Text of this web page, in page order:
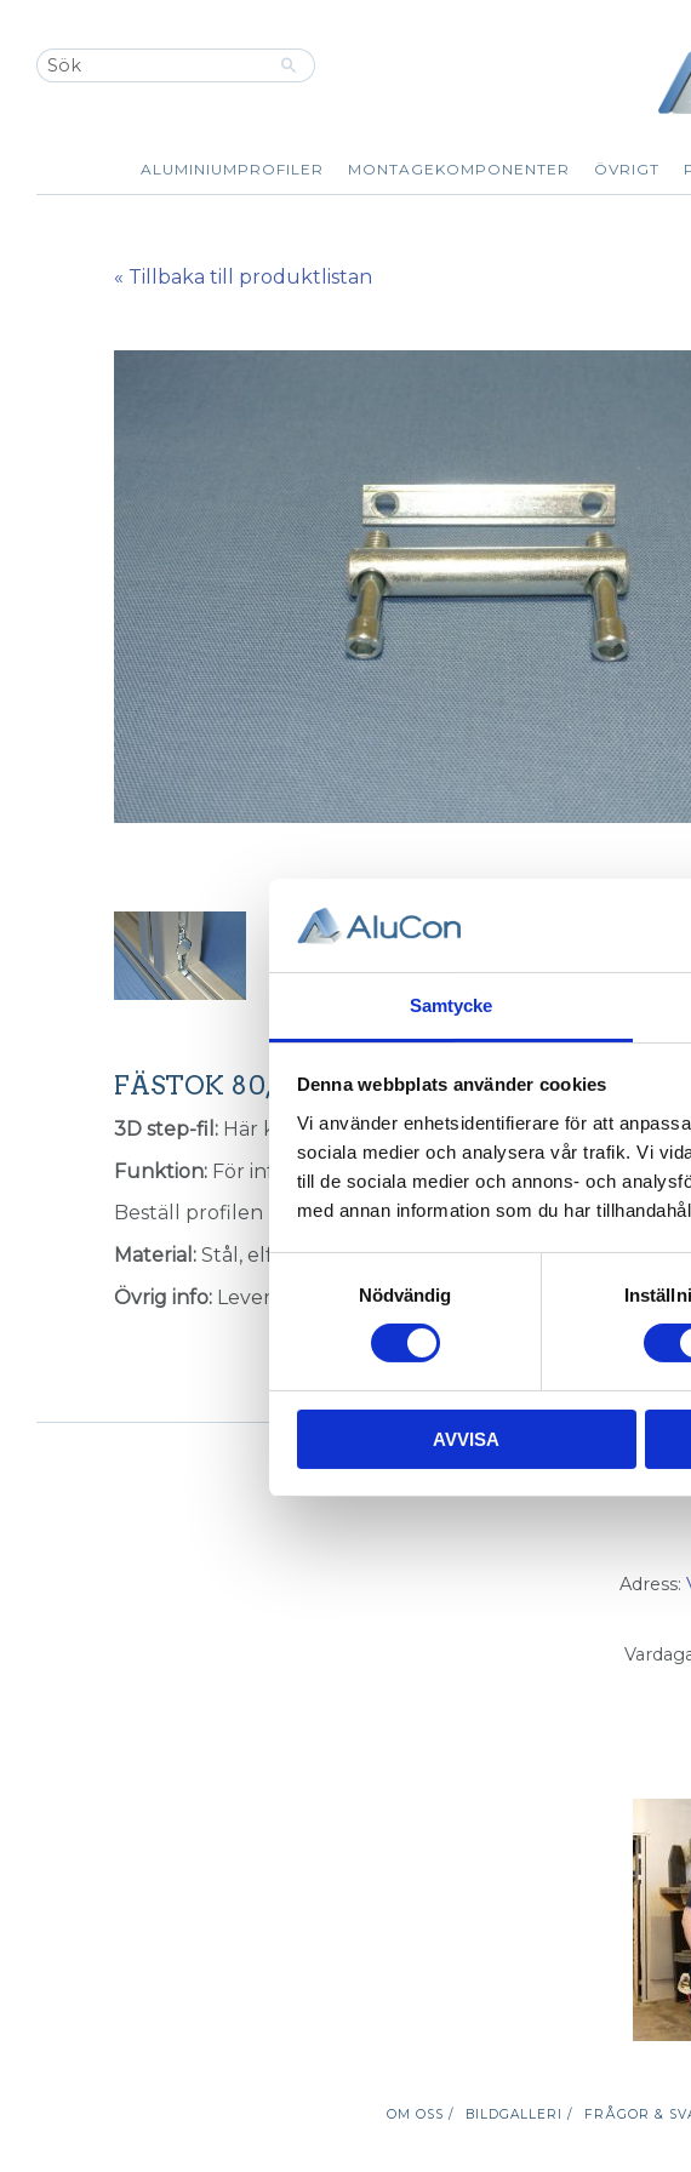
Samtycke
Denna webbplats använder cookies
Vi använder enhetsidentifierare för att
sociala medier och analysera vår trafik. Vi
till de sociala medier och annons- och
med annan information som du har
Samtyckesval
Nödvändig
AVVISA
ALUMINIUMPROFILER MONTAGEKOMPONENTER ÖVRIGT
« Tillbaka till produktlistan
FÄSTOK 80, T-spår 8.
3D step-fil: Här kan du hämta en 3D step-fil008-305
Funktion: För infästning av profiler Modul 40 T-spår 8
Beställ profilen kapad och borrad från oss,bearbetning.
Material: Stål, elförzinkat.
Övrig info: Levereras komplett med fäst-element.
Adress:
OM OSS / BILDGALLERI / FRÅGOR &